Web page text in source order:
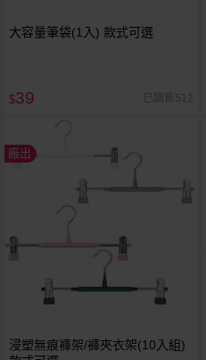
大容量筆袋(1入) 款式可選
$39 已銷售512
廠出
浸塑無痕褲架/褲夾衣架(10入組)